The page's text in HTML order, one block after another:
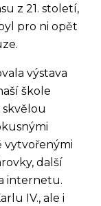
z 21. století,
pro ni opět
výstava
škole
vytvořenými
další
internetu.
IV., ale i